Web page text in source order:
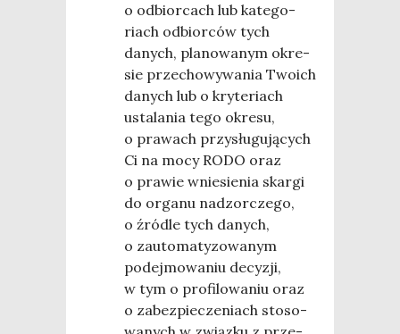
o odbior­cach lub kate­go­
riach odbior­ców tych
danych, pla­no­wa­nym okre­
sie prze­cho­wy­wa­nia Two­ich
danych lub o kry­te­riach
usta­la­nia tego okre­su,
o pra­wach przy­słu­gu­ją­cych
Ci na mocy RODO oraz
o pra­wie wnie­sie­nia skar­gi
do orga­nu nad­zor­cze­go,
o źró­dle tych danych,
o zauto­ma­ty­zo­wa­nym
podej­mo­wa­niu decy­zji,
w tym o pro­fi­lo­wa­niu oraz
o zabez­pie­cze­niach sto­so­